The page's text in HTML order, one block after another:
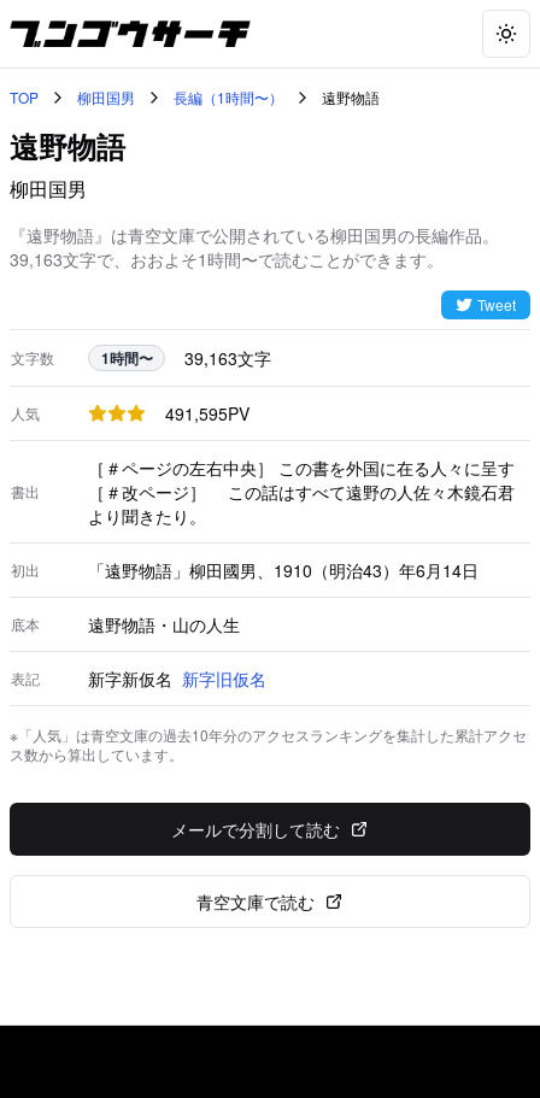
TOP 柳田国男 長編（1時間〜） 遠野物語
遠野物語
柳田国男
『遠野物語』は青空文庫で公開されている柳田国男の長編作品。
39,163文字で、おおよそ1時間〜で読むことができます。
Tweet
文字数 1時間〜 39,163文字
人気 491,595PV
書出
［＃ページの左右中央］ この書を外国に在る人々に呈す
［＃改ページ］ この話はすべて遠野の人佐々木鏡石君
より聞きたり。
初出 「遠野物語」柳田國男、1910（明治43）年6月14日
底本 遠野物語・山の人生
表記 新字新仮名 新字旧仮名
※「人気」は青空文庫の過去10年分のアクセスランキングを集計した累計アクセ
ス数から算出しています。
メールで分割して読む
青空文庫で読む